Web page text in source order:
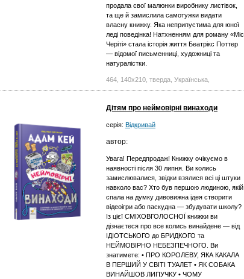
продала свої малюнки виробнику листівок,
та ще й замислила самотужки видати
власну книжку. Яка неприпустима для юної
леді поведінка! Натхненням для роману «Міс
Черіті» стала історія життя Беатрікс Поттер
— відомої письменниці, художниці та
натуралістки.
464, 140х210, тверда, Українська,
Дітям про неймовірні винаходи
серія: Відкривай
автор:
Увага! Передпродаж! Книжку очікуємо в
наявності після 30 липня. Ви колись
замислювалися, звідки взялися всі ці штуки
навколо вас? Хто був першою людиною, якій
спала на думку дивовижна ідея створити
відеоігри або паскудна — збудувати школу?
Із цієї СМІХОВГОЛОСНОЇ книжки ви
дізнаєтеся про все колись винайдене — від
ІДІОТСЬКОГО до БРИДКОГО та
НЕЙМОВІРНО НЕБЕЗПЕЧНОГО. Ви
знатимете: • ПРО КОРОЛЕВУ, ЯКА КАКАЛА
В ПЕРШИЙ У СВІТІ ТУАЛЕТ • ЯК СОБАКА
ВИНАЙШОВ ЛИПУЧКУ • ЧОМУ